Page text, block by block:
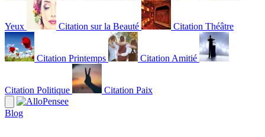
Yeux Citation sur la Beauté Citation Théâtre
Citation Printemps Citation Amitié
Citation Politique Citation Paix
Blog